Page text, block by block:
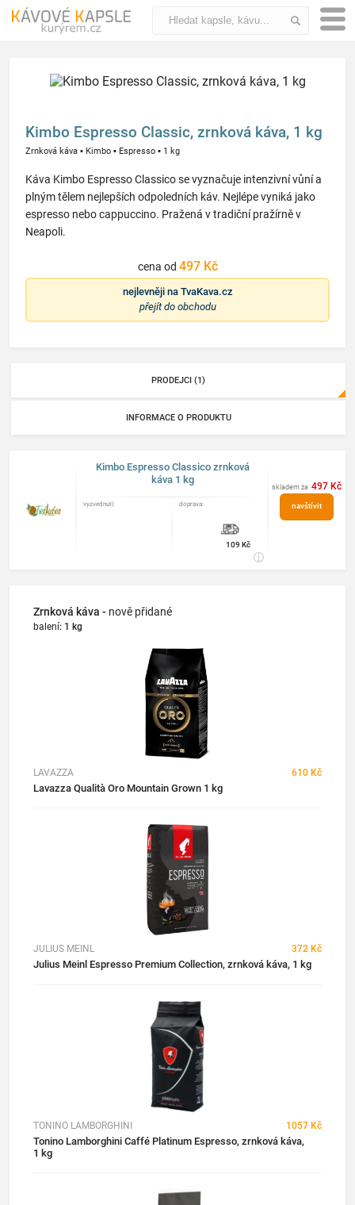
Kimbo Espresso Classic, zrnková káva, 1 kg
Zrnková káva ▪ Kimbo ▪ Espresso ▪ 1 kg
Káva Kimbo Espresso Classico se vyznačuje intenzivní vůní a
plným tělem nejlepších odpoledních káv. Nejlépe vyniká jako
espresso nebo cappuccino. Pražená v tradiční pražírně v
Neapoli.
cena od 497 Kč
nejlevněji na TvaKava.cz
přejít do obchodu
PRODEJCI (1)
INFORMACE O PRODUKTU
Kimbo Espresso Classico zrnková
káva 1 kg
vyzvednutí: doprava:
109 Kč
skladem za 497 Kč
navštívit
Zrnková káva - nově přidané
balení: 1 kg
LAVAZZA 610 Kč
Lavazza Qualità Oro Mountain Grown 1 kg
JULIUS MEINL 372 Kč
Julius Meinl Espresso Premium Collection, zrnková káva, 1 kg
TONINO LAMBORGHINI 1057 Kč
Tonino Lamborghini Caffé Platinum Espresso, zrnková káva,
1 kg